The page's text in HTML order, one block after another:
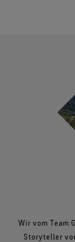
Wir vom Team
Storyteller